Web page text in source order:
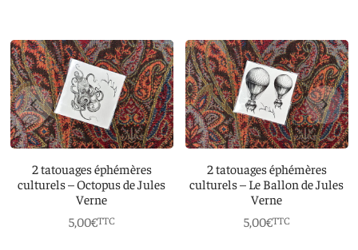
2 tatouages éphémères
culturels – Octopus de Jules
Verne
5,00€TTC
2 tatouages éphémères
culturels – Le Ballon de Jules
Verne
5,00€TTC